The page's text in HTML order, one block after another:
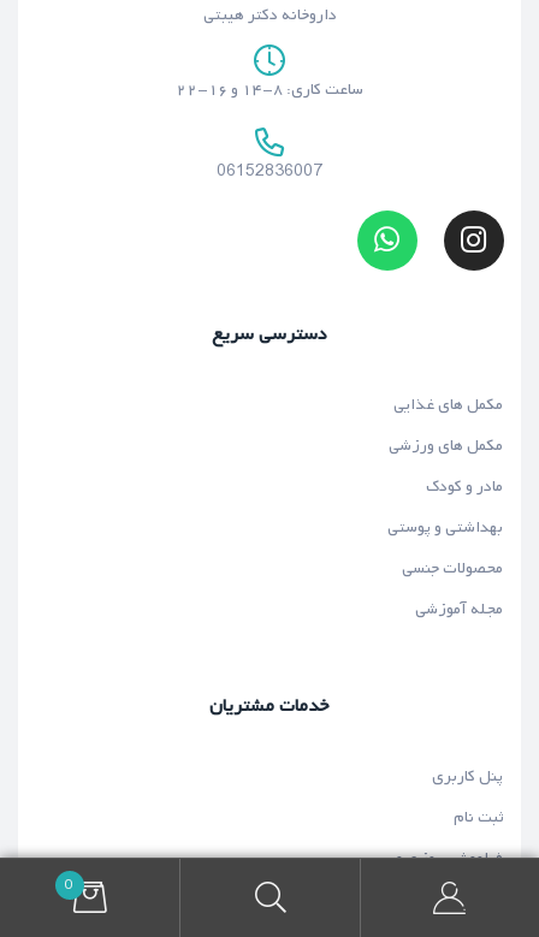
داروخانه دکتر هیبتی
ساعت کاری: ۸-۱۴ و ۱۶-۲۲
06152836007
دسترسی سریع
مکمل های غذایی
مکمل های ورزشی
مادر و کودک
بهداشتی و پوستی
محصولات جنسی
مجله آموزشی
خدمات مشتریان
پنل کاربری
ثبت نام
فراموشی رمز عبور
قوانین و مقررات
0